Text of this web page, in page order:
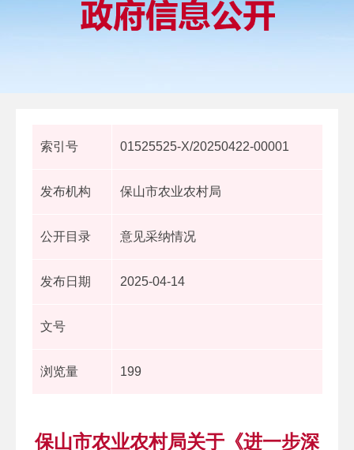
索引号 01525525-X/20250422-00001
发布机构 保山市农业农村局
公开目录 意见采纳情况
发布日期 2025-04-14
文号
浏览量 199
保山市农业农村局关于《进一步深